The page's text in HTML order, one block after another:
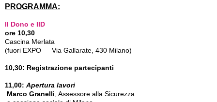
PROGRAMMA:
Il Dono e IID
ore 10,30
Cascina Merlata
(fuori EXPO — Via Gallarate, 430 Milano)
10,30: Registrazione partecipanti
11,00: Apertura lavori
Marco Granelli , Assessore alla Sicurezza